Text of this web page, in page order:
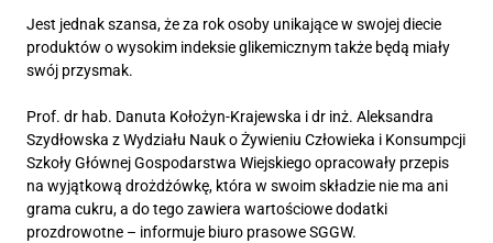
Jest jednak szansa, że za rok osoby unikające w swojej diecie
produktów o wysokim indeksie glikemicznym także będą miały
swój przysmak.
Prof. dr hab. Danuta Kołożyn-Krajewska i dr inż. Aleksandra
Szydłowska z Wydziału Nauk o Żywieniu Człowieka i Konsumpcji
Szkoły Głównej Gospodarstwa Wiejskiego opracowały przepis
na wyjątkową drożdżówkę, która w swoim składzie nie ma ani
grama cukru, a do tego zawiera wartościowe dodatki
prozdrowotne – informuje biuro prasowe SGGW.